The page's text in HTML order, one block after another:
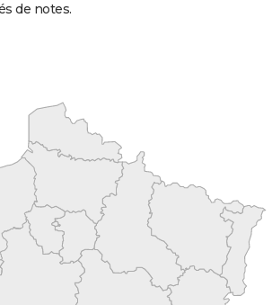
de notes.